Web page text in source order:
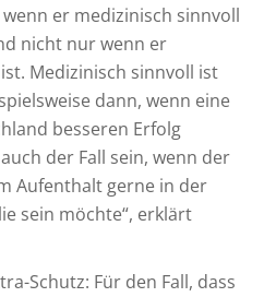
er medizinisch sinnvoll
nicht nur wenn er
Medizinisch sinnvoll ist
dann, wenn eine
besseren Erfolg
der Fall sein, wenn der
Aufenthalt gerne in der
sein möchte“, erklärt
Schutz: Für den Fall, dass